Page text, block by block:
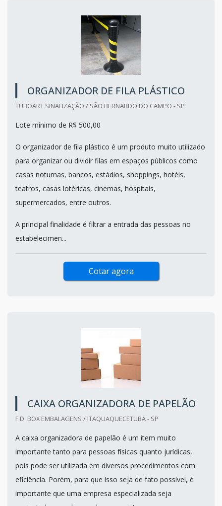
ORGANIZADOR DE FILA PLÁSTICO
TUBOART SINALIZAÇÃO / SÃO BERNARDO DO CAMPO - SP
Lote mínimo de R$ 500,00
O organizador de fila plástico é um produto muito utilizado
para organizar ou dividir filas em espaços públicos como
casas noturnas, bancos, estádios, shoppings, hotéis,
teatros, casas lotéricas, cinemas, hospitais,
supermercados, entre outros.
A principal finalidade é filtrar a entrada das pessoas no
estabelecimen...
Cotar agora
CAIXA ORGANIZADORA DE PAPELÃO
F.D. BOX EMBALAGENS / ITAQUAQUECETUBA - SP
A caixa organizadora de papelão é um item muito
importante tanto para pessoas físicas quanto jurídicas,
pois pode ser utilizada em diversos procedimentos com
eficiência. Porém, para que isso seja de fato possível, é
importante que uma empresa especializada seja